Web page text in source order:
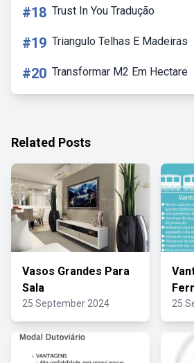
#18 Trust In You Tradução
#19 Triangulo Telhas E Madeiras
#20 Transformar M2 Em Hectare
Related Posts
Vasos Grandes Para
Sala
25 September 2024 25